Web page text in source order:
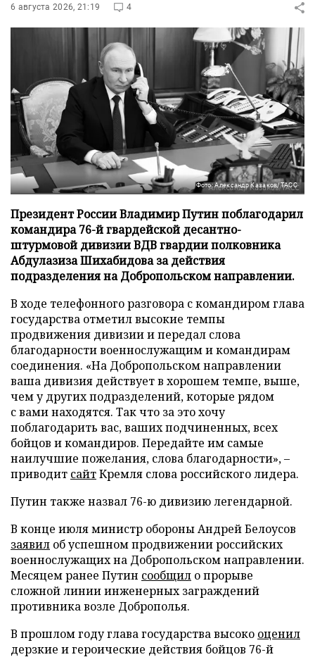
6 августа 2026, 21:19 4
Фото: Александр Казаков/ТАСС
Президент России Владимир Путин поблагодарил
командира 76-й гвардейской десантно-
штурмовой дивизии ВДВ гвардии полковника
Абдулазиза Шихабидова за действия
подразделения на Добропольском направлении.
В ходе телефонного разговора с командиром глава
государства отметил высокие темпы
продвижения дивизии и передал слова
благодарности военнослужащим и командирам
соединения. «На Добропольском направлении
ваша дивизия действует в хорошем темпе, выше,
чем у других подразделений, которые рядом
с вами находятся. Так что за это хочу
поблагодарить вас, ваших подчиненных, всех
бойцов и командиров. Передайте им самые
наилучшие пожелания, слова благодарности», –
приводит сайтКремля слова российского лидера.
Путин также назвал 76-ю дивизию легендарной.
В конце июля министр обороны Андрей Белоусов
заявил об успешном продвижении российских
военнослужащих на Добропольском направлении.
Месяцем ранее Путин сообщил о прорыве
сложной линии инженерных заграждений
противника возле Доброполья.
В прошлом году глава государства высоко оценил
дерзкие и героические действия бойцов 76-й